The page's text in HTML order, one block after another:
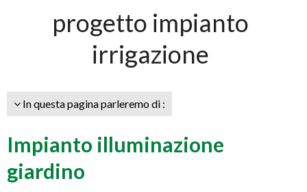
progetto impianto
irrigazione
In questa pagina parleremo di :
Impianto illuminazione
giardino